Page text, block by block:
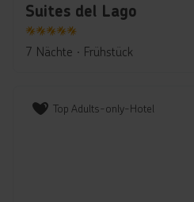
Suites del Lago
5
7 Nächte ∙ Frühstück
Top Adults-only-Hotel